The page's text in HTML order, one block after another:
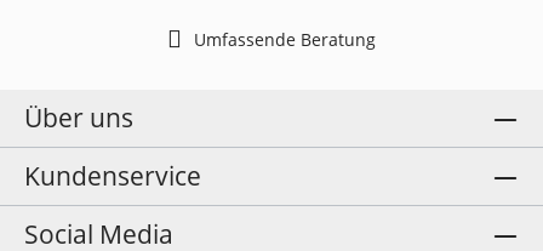
Umfassende Beratung
Über uns
Kundenservice
Social Media